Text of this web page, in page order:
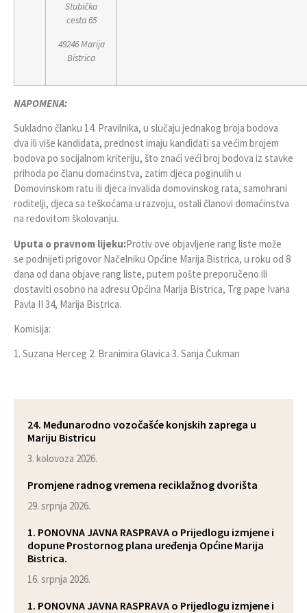
Stubička
cesta 65
49246 Marija
Bistrica
NAPOMENA:
Sukladno članku 14. Pravilnika, u slučaju jednakog broja bodova
dva ili više kandidata, prednost imaju kandidati sa većim brojem
bodova po socijalnom kriteriju, što znaći veći broj bodova iz stavke
prihoda po članu domaćinstva, zatim djeca poginulih u
Domovinskom ratu ili djeca invalida domovinskog rata, samohrani
roditelji, djeca sa teškoćama u razvoju, ostali članovi domaćinstva
na redovitom školovanju.
Uputa o pravnom lijeku:Protiv ove objavljene rang liste može
se podnijeti prigovor Načelniku Općine Marija Bistrica, u roku od 8
dana od dana objave rang liste, putem pošte preporučeno ili
dostaviti osobno na adresu Općina Marija Bistrica, Trg pape Ivana
Pavla II 34, Marija Bistrica.
Komisija:
1. Suzana Herceg 2. Branimira Glavica 3. Sanja Čukman
24. Međunarodno vozočašće konjskih zaprega u
Mariju Bistricu
3. kolovoza 2026.
Promjene radnog vremena reciklažnog dvorišta
29. srpnja 2026.
1. PONOVNA JAVNA RASPRAVA o Prijedlogu izmjene i
dopune Prostornog plana uređenja Općine Marija
Bistrica.
16. srpnja 2026.
1. PONOVNA JAVNA RASPRAVA o Prijedlogu izmjene i